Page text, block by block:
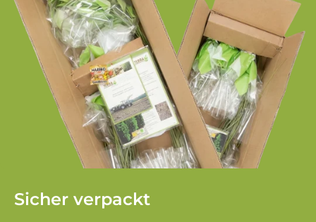
Sicher verpackt